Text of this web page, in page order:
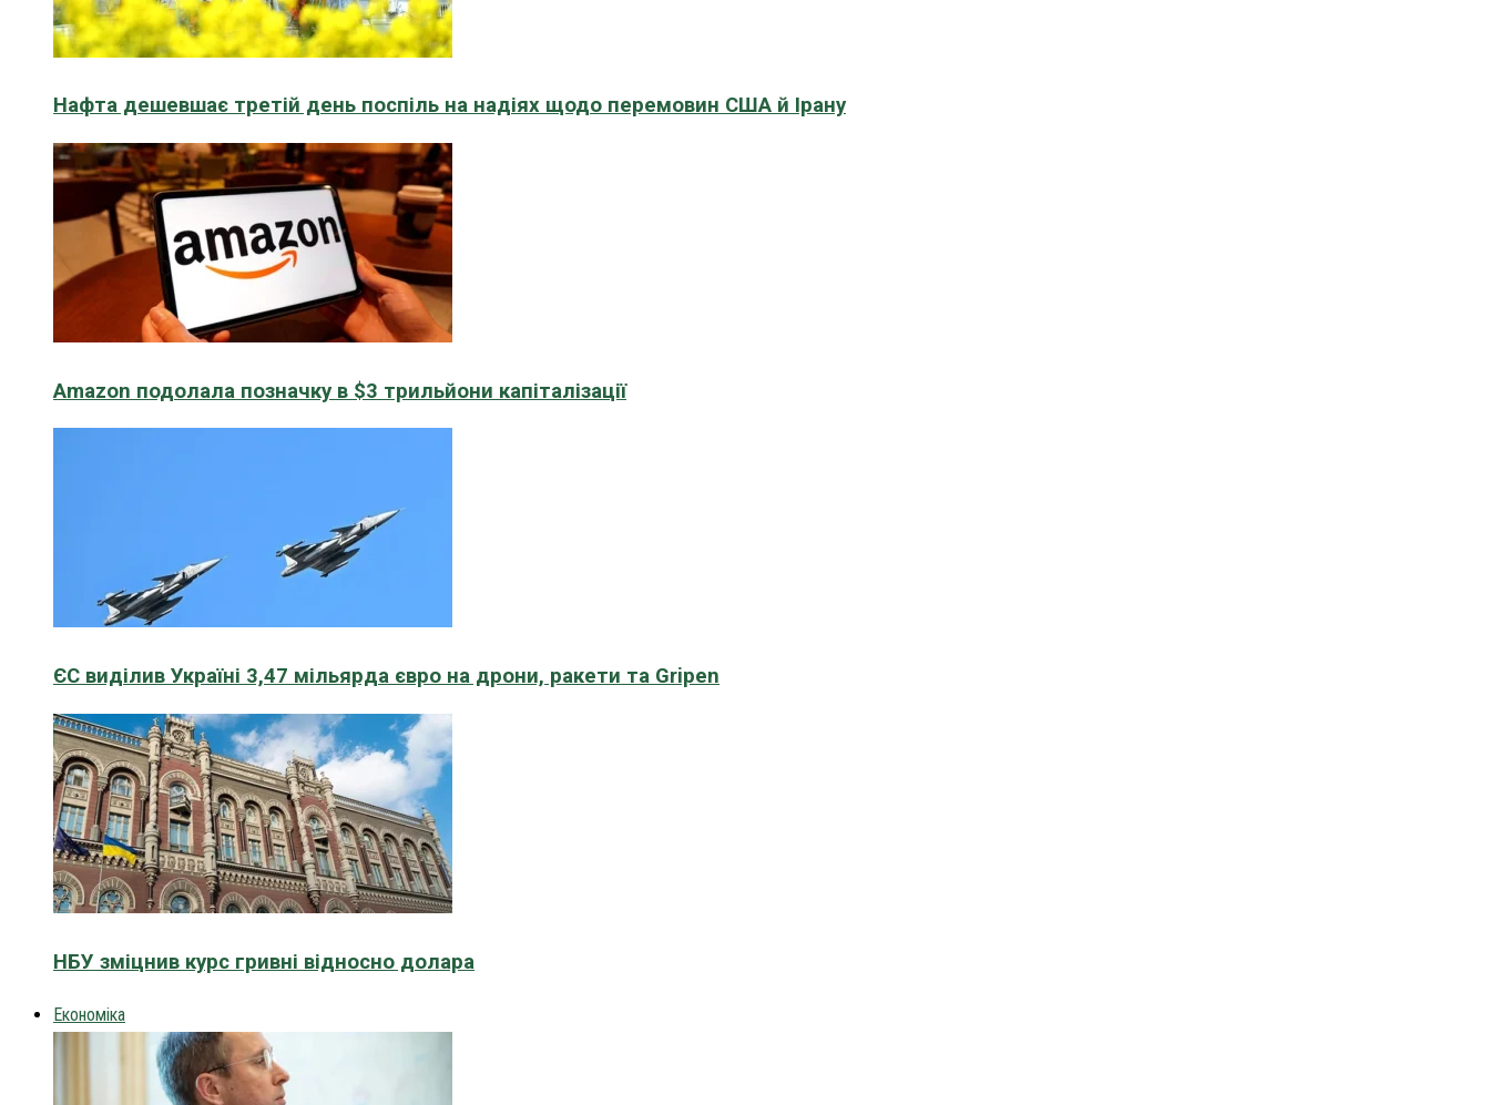
Нафта дешевшає третій день поспіль на надіях щодо перемовин США й Ірану
Amazon подолала позначку в $3 трильйони капіталізації
ЄС виділив Україні 3,47 мільярда євро на дрони, ракети та Gripen
НБУ зміцнив курс гривні відносно долара
Економіка